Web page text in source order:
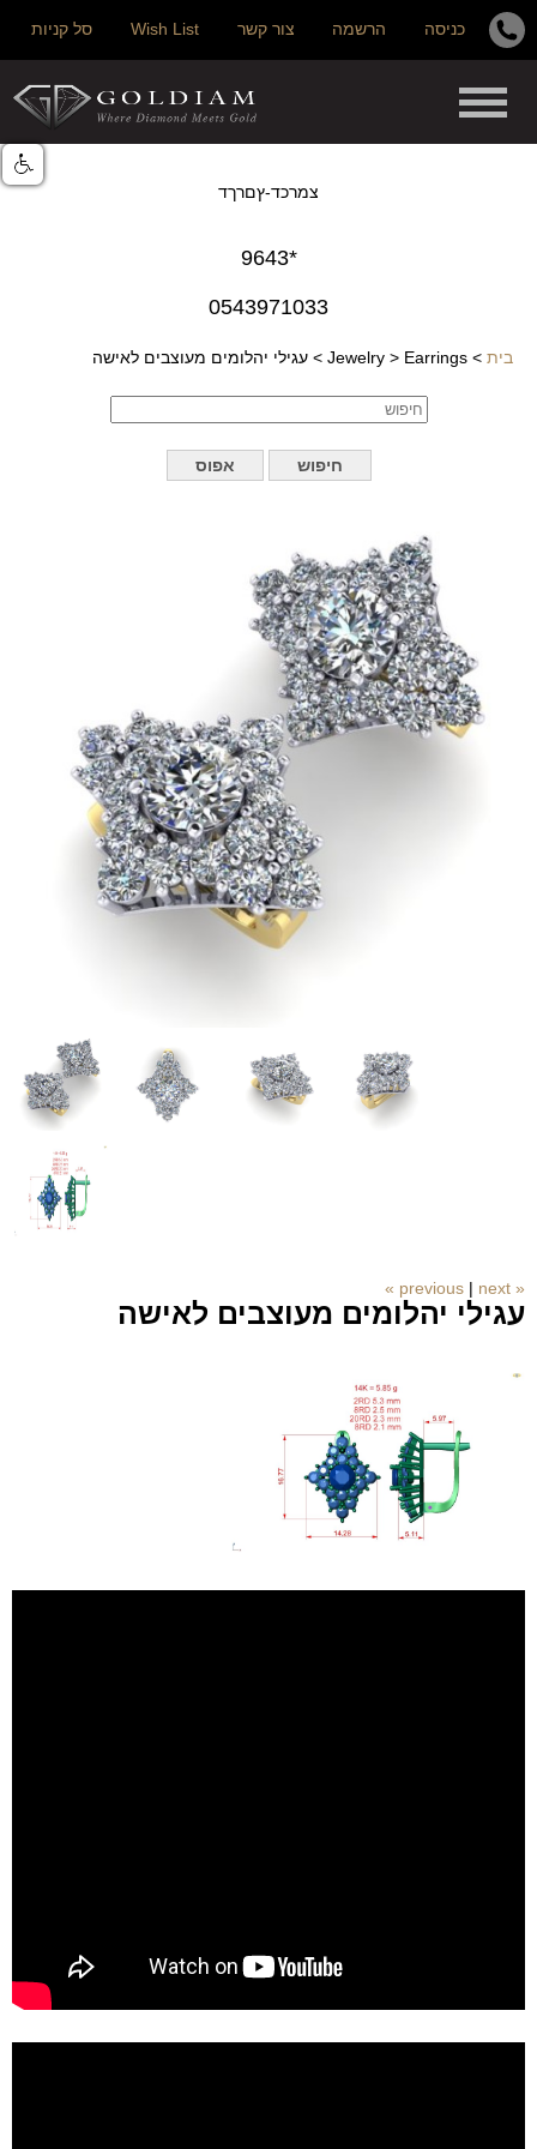
כניסה הרשמה צור קשר Wish List סל קניות
צמרכד-ץםרךד
*9643
0543971033
בית >
Jewelry > Earrings
> עגילי יהלומים מעוצבים לאישה
« previous
| next »
עגילי יהלומים מעוצבים לאישה